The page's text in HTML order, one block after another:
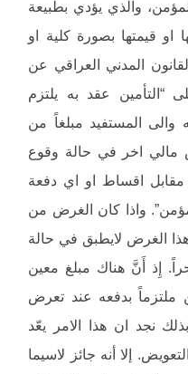
والذي يؤدي بطبيعة
او قيمتها بصورة كلية او
م(983) من القانون المدني العراقي عن
عقد به يلتزم
المستفيد مبلغاً من
مالي اخر في حالة وقوع
اقساط او اي دفعة
واذا كان الغرض من
الضرر(5)، فأن هذا الغرض لايطبق في حالة
إِذ أَنَّ هناك مبلغ معين
ملتزماً بدفعه عند تعرض
نجد ان هذا الامر يعّد
إلا أنه جائز لاسيما